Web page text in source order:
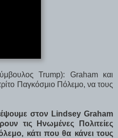
Trump): Graham και
Παγκόσμιο Πόλεμο, να τους
στον Lindsey Graham
τις Ηνωμένες Πολιτείες
κάτι που θα κάνει τους